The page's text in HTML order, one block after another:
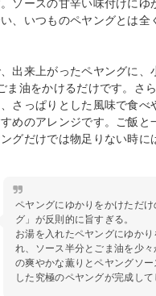
ソースの甘辛い味付けにゆ
、いつものペヤングとは全
出来上がったペヤングに、
ま油をかけるだけです。さ
さっぱりとした風味で食べ
めのアレンジです。ご飯と
グだけでは物足りない時に
ペヤングにゆかりをかけただ
グ」が反則的に旨すぎる。
お湯を入れたペヤングにゆか
れ、ソース半分とごま油を少
の爽やかな薫りとペヤングソ
した究極のペヤングが完成し